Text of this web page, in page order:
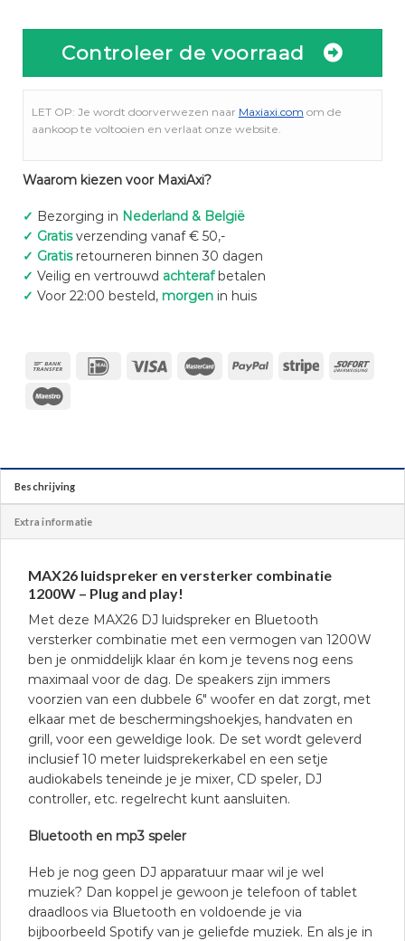
Controleer de voorraad
LET OP: Je wordt doorverwezen naar Maxiaxi.com om de
aankoop te voltooien en verlaat onze website.
Waarom kiezen voor MaxiAxi?
✓ Bezorging in Nederland & België
✓ Gratisverzending vanaf € 50,-
✓ Gratisretourneren binnen 30 dagen
✓ Veilig en vertrouwd achterafbetalen
✓ Voor 22:00 besteld, morgenin huis
Beschrijving
Extra informatie
MAX26 luidspreker en versterker combinatie
1200W – Plug and play!
Met deze MAX26 DJ luidspreker en Bluetooth
versterker combinatie met een vermogen van 1200W
ben je onmiddelijk klaar én kom je tevens nog eens
maximaal voor de dag. De speakers zijn immers
voorzien van een dubbele 6″ woofer en dat zorgt, met
elkaar met de beschermingshoekjes, handvaten en
grill, voor een geweldige look. De set wordt geleverd
inclusief 10 meter luidsprekerkabel en een setje
audiokabels teneinde je je mixer, CD speler, DJ
controller, etc. regelrecht kunt aansluiten.
Bluetooth en mp3 speler
Heb je nog geen DJ apparatuur maar wil je wel
muziek? Dan koppel je gewoon je telefoon of tablet
draadloos via Bluetooth en voldoende je via
bijboorbeeld Spotify van je geliefde muziek. En als je in